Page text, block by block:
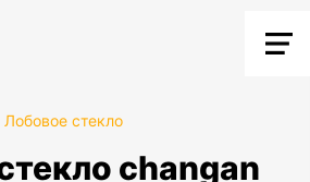
Лобовое стекло